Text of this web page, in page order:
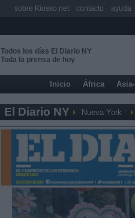
Todos los días El Diario NY
Toda la prensa de hoy
Inicio África
El Diario NY Nueva York
sobre Kiosko.net contacto ayuda